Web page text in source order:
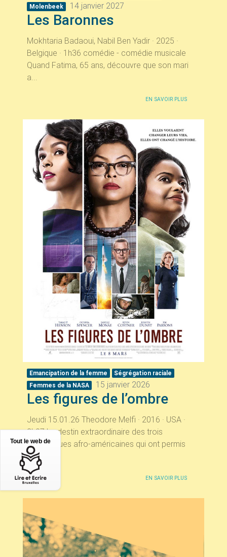
Molenbeek
14 janvier 2027
Les Baronnes
Mokhtaria Badaoui, Nabil Ben Yadir · 2025 ·
Belgique · 1h36 comédie - comédie musicale
Quand Fatima, 65 ans, découvre que son mari
a...
EN SAVOIR PLUS
Emancipation de la femme
Ségrégation raciale
Femmes de la NASA 15 janvier 2026
Les figures de l’ombre
Jeudi 15.01.26 Theodore Melfi · 2016 · USA ·
2h07 Le destin extraordinaire des trois
scientifiques afro-américaines qui ont permis
aux...
EN SAVOIR PLUS
Tout le web de